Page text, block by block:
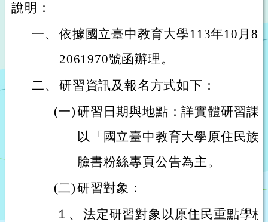
說明：
一、 依據國立臺中教育大學113年10月8
2061970號函辦理。
二、 研習資訊及報名方式如下：
(一)研習日期與地點：詳實體研習課
以「國立臺中教育大學原住民族
臉書粉絲專頁公告為主。
(二)研習對象：
１、 法定研習對象以原住民重點學